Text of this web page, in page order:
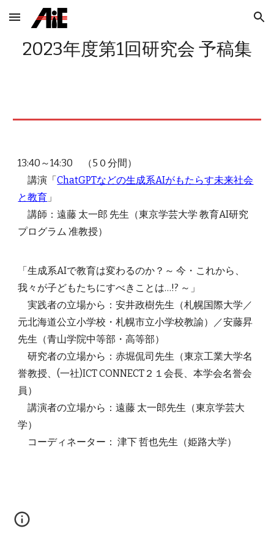
Skip to main content Skip to navigation
2023年度第1回研究会 予稿集
13:40～14:30 （5０分間）
講演「ChatGPTなどの生成系AIがもたらす未来社会
と教育 」
講師：遠藤 太一郎 先生（東京学芸⼤学 教育AI研究
プログラム 准教授）
「生成系AIで教育は変わるのか？～ 今・これから、
我々が子どもたちにすべきことは…!? ～」
実践者の立場から：安井政樹先生（札幌国際大学／
元北海道公立小学校・札幌市立小学校教諭）／安藤昇
先生（青山学院中等部・高等部）
研究者の立場から：赤堀侃司先生（東京工業大学名
誉教授、(一社)ICT CONNECT２１会長、本学会名誉会
員）
講演者の立場から：遠藤 太一郎先生（東京学芸大
学）
コーディネーター： 津下 哲也先生（姫路大学）